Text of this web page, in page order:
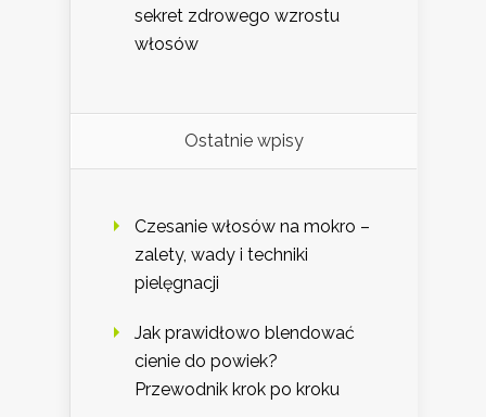
sekret zdrowego wzrostu
włosów
Ostatnie wpisy
Czesanie włosów na mokro –
zalety, wady i techniki
pielęgnacji
Jak prawidłowo blendować
cienie do powiek?
Przewodnik krok po kroku